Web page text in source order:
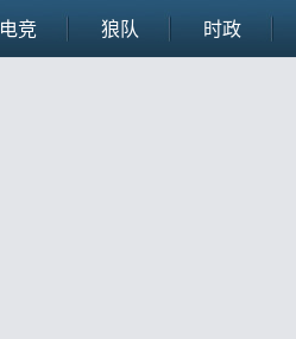
电竞 狼队 时政